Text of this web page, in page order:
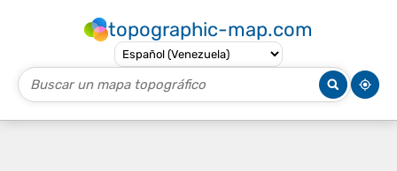
topographic-map.com